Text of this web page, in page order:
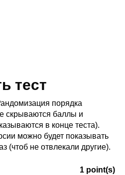
тест
порядка
скрываются баллы и
в конце теста).
можно будет показывать
(чтоб не отвлекали другие).
1 point(s)